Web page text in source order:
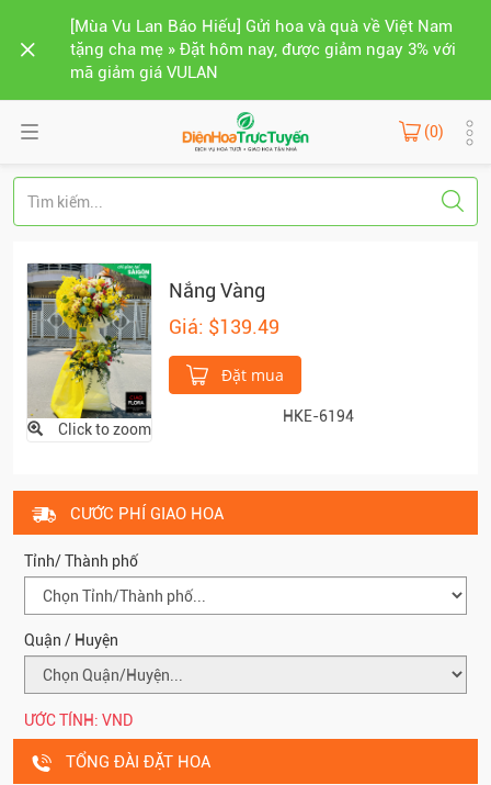
[Mùa Vu Lan Báo Hiếu] Gửi hoa và quà về Việt Nam
tặng cha mẹ » Đặt hôm nay, được giảm ngay 3% với
mã giảm giá VULAN
(0)
Click to zoom
Nắng Vàng
Giá: $139.49
Đặt mua
HKE-6194
CƯỚC PHÍ GIAO HOA
Tỉnh/ Thành phố
Quận / Huyện
ƯỚC TÍNH: VND
TỔNG ĐÀI ĐẶT HOA